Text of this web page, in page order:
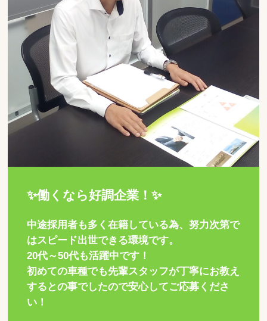
✨働くなら好調企業！✨
中途採用者も多く在籍している為、努力次第で
はスピード出世できる環境です。
20代～50代も活躍中です！
初めての車種でも先輩スタッフが丁寧にお教え
するとの事でしたので安心してご応募くださ
い！